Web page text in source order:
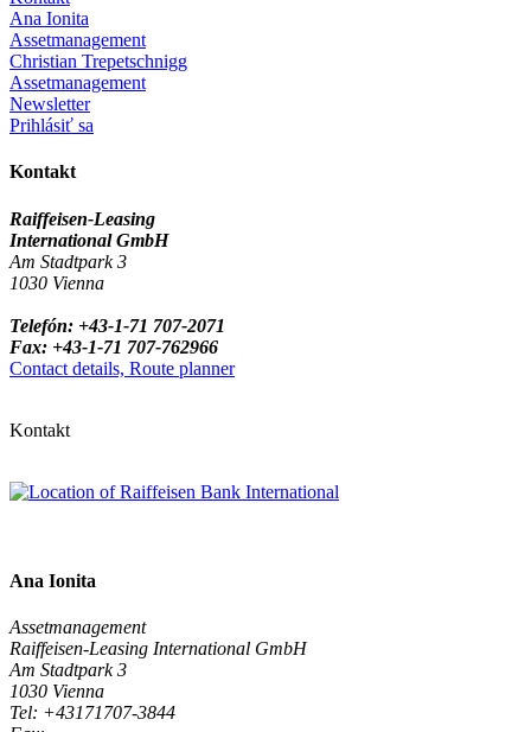
Ana Ionita
Assetmanagement
Christian Trepetschnigg
Assetmanagement
Newsletter
Prihlásiť sa
Kontakt
Raiffeisen-Leasing
International GmbH
Am Stadtpark 3
1030 Vienna
Telefón: +43-1-71 707-2071
Fax: +43-1-71 707-762966
Contact details, Route planner
Kontakt
Ana Ionita
Assetmanagement
Raiffeisen-Leasing International GmbH
Am Stadtpark 3
1030 Vienna
Tel: +43171707-3844